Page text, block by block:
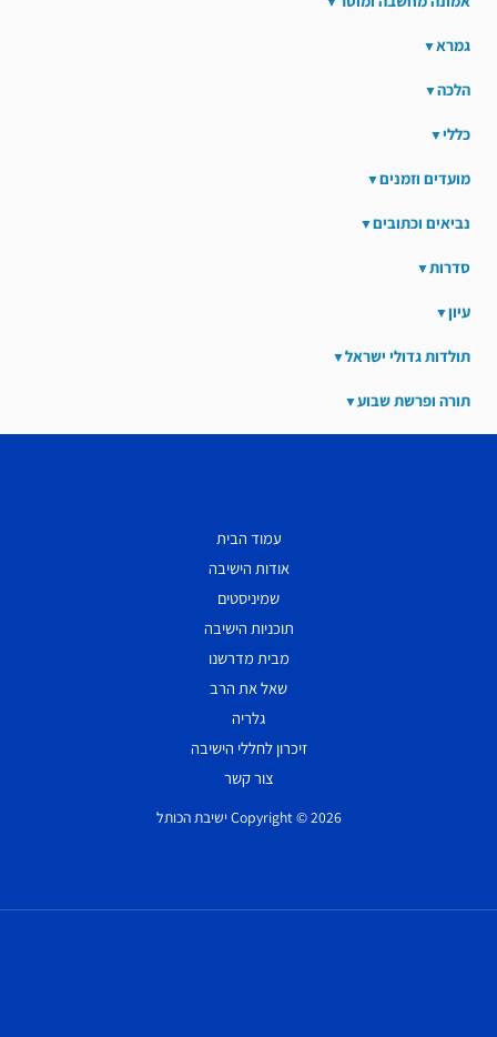
גמרא
הלכה
כללי
מועדים וזמנים
נביאים וכתובים
סדרות
עיון
תולדות גדולי ישראל
תורה ופרשת שבוע
עמוד הבית
אודות הישיבה
שמיניסטים
תוכניות הישיבה
מבית מדרשנו
שאל את הרב
גלריה
זיכרון לחללי הישיבה
צור קשר
Copyright © 2026 ישיבת הכותל